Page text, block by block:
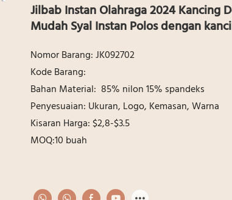
Jilbab Instan Olahraga 2024 Kancing
Mudah Syal Instan Polos dengan
Nomor Barang: JK092702
Kode Barang:
Bahan Material: 85% nilon 15% spandeks
Penyesuaian: Ukuran, Logo, Kemasan, Warna
Kisaran Harga: $2,8-$3.5
MOQ:10 buah